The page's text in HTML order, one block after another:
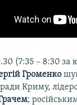
(7:35 – 8:30
Громенко
Криму,
;